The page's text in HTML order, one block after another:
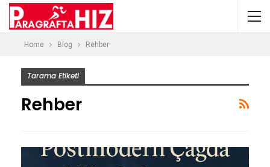
Home Blog Rehber
Tarama Etiketi
Rehber